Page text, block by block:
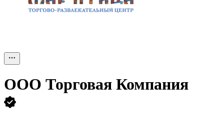
ООО Торговая Компания